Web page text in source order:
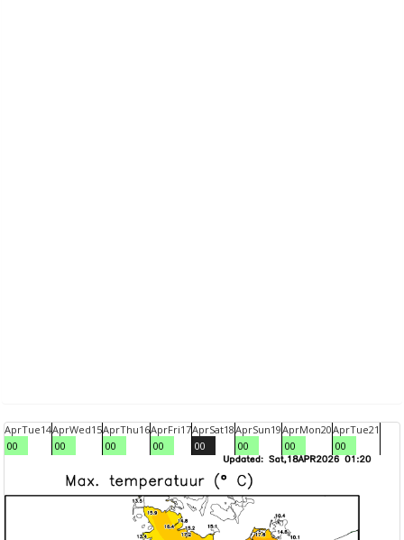
AprTue14
00
AprWed15
00
AprThu16
00
AprFri17
00
AprSat18
00
AprSun19
00
AprMon20
00
AprTue21
00